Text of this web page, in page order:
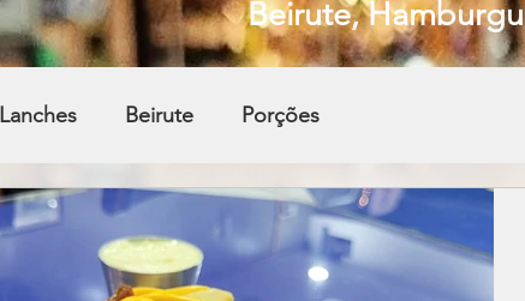
Beirute,
Lanches Beirute Porções